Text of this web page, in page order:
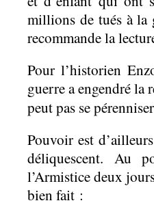
millions de tués à la
recommande la
Pour l’historien
guerre a engendré
peut pas se
Pouvoir est
déliquescent. Au
l’Armistice deux
bien fait :